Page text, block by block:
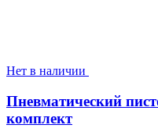
Нет в наличии
Пневматический
комплект